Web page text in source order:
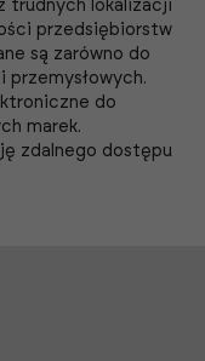
trudnych lokalizacji
przedsiębiorstw
są zarówno do
przemysłowych.
do
marek.
zdalnego dostępu